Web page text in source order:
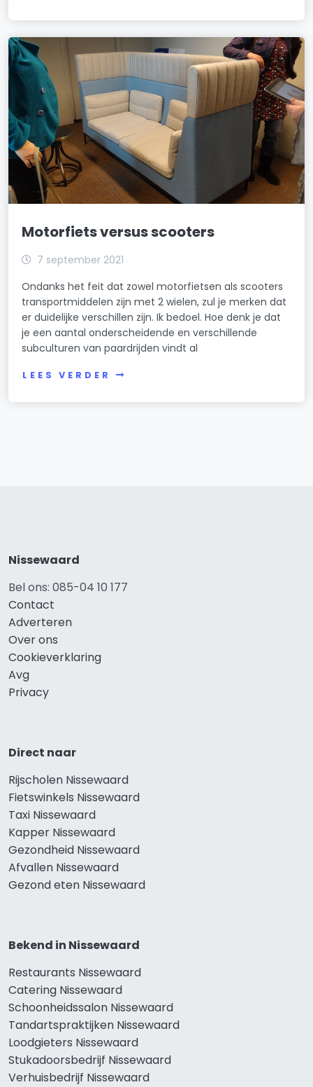
Motorfiets versus scooters
7 september 2021
Ondanks het feit dat zowel motorfietsen als scooters
transportmiddelen zijn met 2 wielen, zul je merken dat
er duidelijke verschillen zijn. Ik bedoel. Hoe denk je dat
je een aantal onderscheidende en verschillende
subculturen van paardrijden vindt al
LEES VERDER
Nissewaard
Bel ons: 085-04 10 177
Contact
Adverteren
Over ons
Cookieverklaring
Avg
Privacy
Direct naar
Rijscholen Nissewaard
Fietswinkels Nissewaard
Taxi Nissewaard
Kapper Nissewaard
Gezondheid Nissewaard
Afvallen Nissewaard
Gezond eten Nissewaard
Bekend in Nissewaard
Restaurants Nissewaard
Catering Nissewaard
Schoonheidssalon Nissewaard
Tandartspraktijken Nissewaard
Loodgieters Nissewaard
Stukadoorsbedrijf Nissewaard
Verhuisbedrijf Nissewaard